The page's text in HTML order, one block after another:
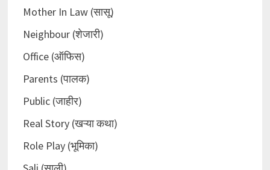
Mother In Law (सासू)
Neighbour (शेजारी)
Office (ऑफिस)
Parents (पालक)
Public (जाहीर)
Real Story (खऱ्या कथा)
Role Play (भूमिका)